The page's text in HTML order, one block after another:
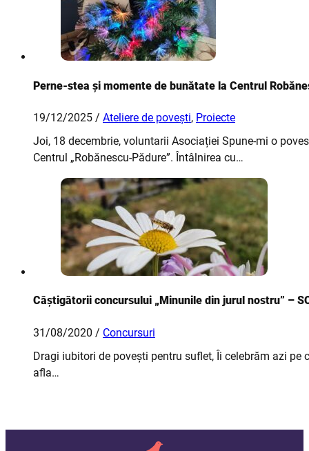
Perne-stea și momente de bunătate la Centrul
19/12/2025 / Ateliere de povești, Proiecte
Joi, 18 decembrie, voluntarii Asociației Spune-mi o
Centrul „Robănescu-Pădure”. Întâlnirea cu…
Câștigătorii concursului „Minunile din jurul nostru” –
31/08/2020 / Concursuri
Dragi iubitori de povești pentru suflet, Îi celebrăm azi
afla…